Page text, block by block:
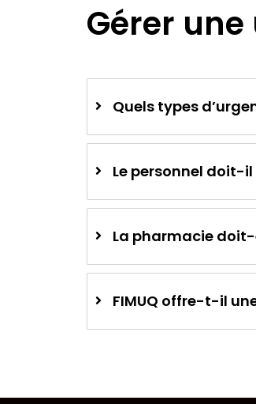
Gérer
Quels types
Le personnel doit-
La pharmacie doit-
FIMUQ offre-t-il